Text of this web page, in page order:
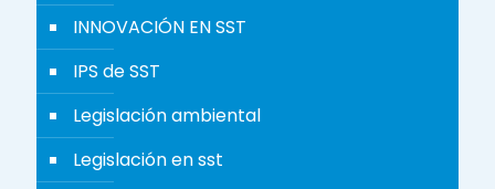
INNOVACIÓN EN SST
IPS de SST
Legislación ambiental
Legislación en sst